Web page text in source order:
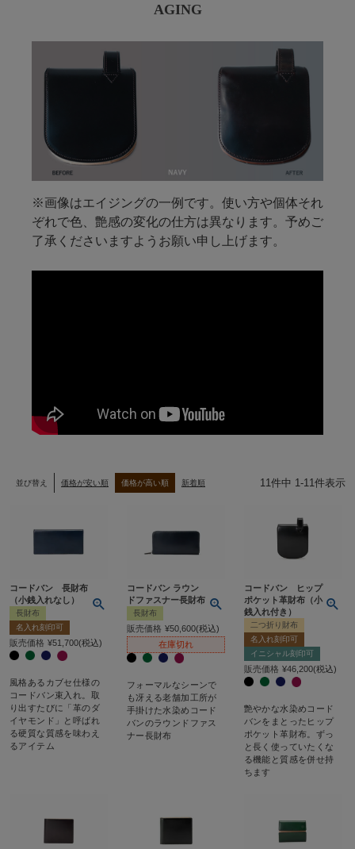
AGING
※画像はエイジングの一例です。使い方や個体それ
ぞれで色、艶感の変化の仕方は異なります。予めご
了承くださいますようお願い申し上げます。
並び替え 価格が安い順 価格が高い順 新着順 11件中 1-11件表示
コードバン 長財布
（小銭入れなし）
長財布
名入れ刻印可
販売価格 ¥51,700 税込
風格あるカブセ仕様の
コードバン束入れ。取
り出すたびに「革のダ
イヤモンド」と呼ばれ
る硬質な質感を味わえ
るアイテム
コードバン ラウン
ドファスナー長財布
長財布
販売価格 ¥50,600 税込
在庫切れ
フォーマルなシーンで
も冴える老舗加工所が
手掛けた水染めコード
バンのラウンドファス
ナー長財布
コードバン ヒップ
ポケット革財布（小
銭入れ付き）
二つ折り財布
名入れ刻印可
イニシャル刻印可
販売価格 ¥46,200 税込
艶やかな水染めコード
バンをまとったヒップ
ポケット革財布。ずっ
と長く使っていたくな
る機能と質感を併せ持
ちます